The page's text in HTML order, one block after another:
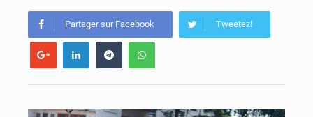
Partager sur Facebook Tweetez!